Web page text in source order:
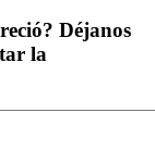
Déjanos
la